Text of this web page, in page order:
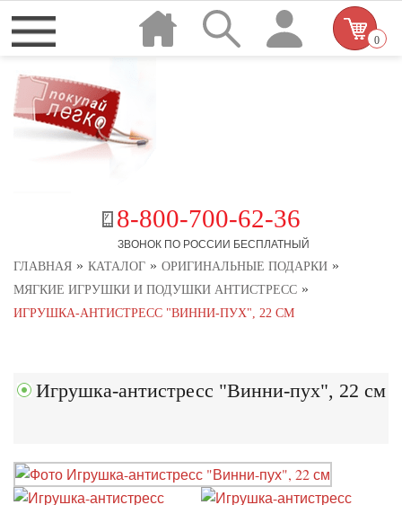
8-800-700-62-36
ЗВОНОК ПО РОССИИ БЕСПЛАТНЫЙ
0
ГЛАВНАЯ » КАТАЛОГ » ОРИГИНАЛЬНЫЕ ПОДАРКИ »
МЯГКИЕ ИГРУШКИ И ПОДУШКИ АНТИСТРЕСС »
ИГРУШКА-АНТИСТРЕСС "ВИННИ-ПУХ", 22 СМ
Игрушка-антистресс "Винни-пух", 22 см